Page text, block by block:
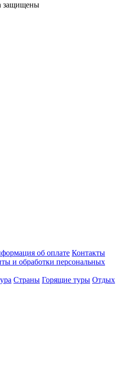
защищены
об оплате Контакты
и обработки персональных
Страны Горящие туры Отдых